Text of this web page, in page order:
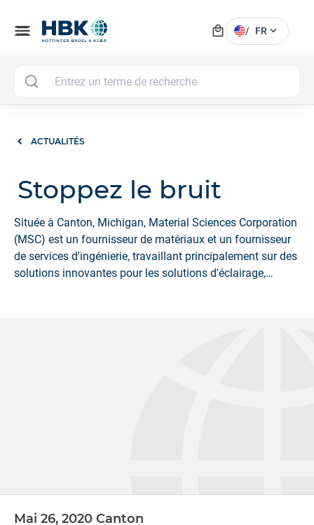
menu local_mall / FR expand_more
ACTUALITÉS
Stoppez le bruit
Située à Canton, Michigan, Material Sciences Corporation
(MSC) est un fournisseur de matériaux et un fournisseur
de services d'ingénierie, travaillant principalement sur des
solutions innovantes pour les solutions d'éclairage,
Mai 26, 2020 Canton